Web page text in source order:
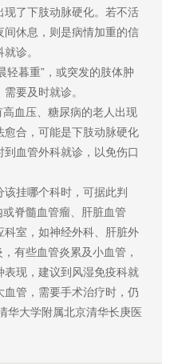
了下肢动脉硬化。若不活
休息，则是病情加重的信
诊。
暮重”，或突发的肢体肿
要及时就诊。
血压、糖尿病的老人出现
愈合，可能是下肢动脉硬化
血管外科就诊，以免伤口
挂哪个科时，可据此判
脊髓血管瘤、肝脏血管
室，如神经外科、肝脏外
有些血管炎累及小血管，
表现，建议到风湿免疫科就
管，需要手术治疗时，仍
华大学附属北京清华长庚医